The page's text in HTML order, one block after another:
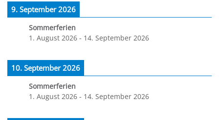
9. September 2026
Sommerferien
1. August 2026 - 14. September 2026
10. September 2026
Sommerferien
1. August 2026 - 14. September 2026